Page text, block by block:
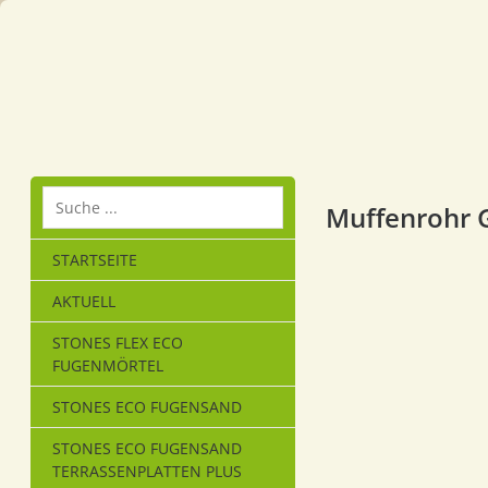
STARTSEITE
AKTUELL
STONES FLEX ECO
FUGENMÖRTEL
STONES ECO FUGENSAND
STONES ECO FUGENSAND
TERRASSENPLATTEN PLUS
Muffenrohr